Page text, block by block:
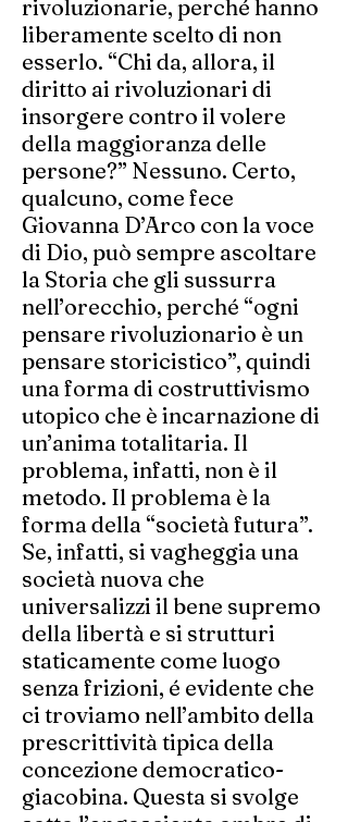
rivoluzionarie, perché hanno
liberamente scelto di non
esserlo. “Chi da, allora, il
diritto ai rivoluzionari di
insorgere contro il volere
della maggioranza delle
persone?” Nessuno. Certo,
qualcuno, come fece
Giovanna D’Arco con la voce
di Dio, può sempre ascoltare
la Storia che gli sussurra
nell’orecchio, perché “ogni
pensare rivoluzionario è un
pensare storicistico”, quindi
una forma di costruttivismo
utopico che è incarnazione di
un’anima totalitaria. Il
problema, infatti, non è il
metodo. Il problema è la
forma della “società futura”.
Se, infatti, si vagheggia una
società nuova che
universalizzi il bene supremo
della libertà e si strutturi
staticamente come luogo
senza frizioni, é evidente che
ci troviamo nell’ambito della
prescrittività tipica della
concezione democratico-
giacobina. Questa si svolge